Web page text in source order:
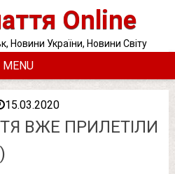
Online
Новини України, Новини Світу
MENU
15.03.2020
ВЖЕ ПРИЛЕТІЛИ